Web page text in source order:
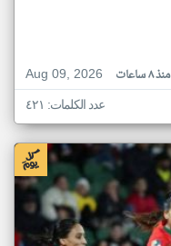
Aug 09, 2026
منذ ٨ ساعات
عدد الكلمات: ٤٢١